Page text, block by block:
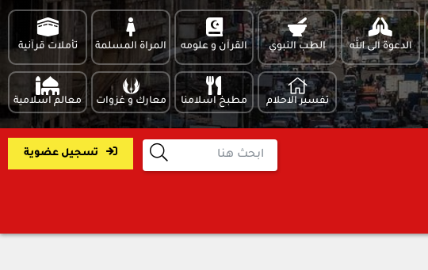
الدعوة الى الله الطب النبوي القرآن و علومه المراة المسلمة تأملات قرآنية
تفسير الاحلام مطبخ اسلامنا معارك و غزوات معالم اسلامية
تسجيل عضوية